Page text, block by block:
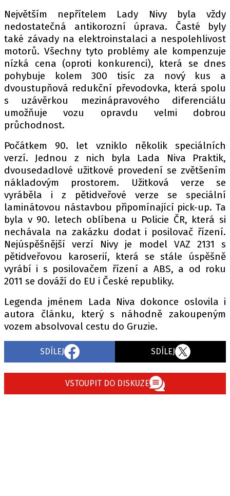
OSOBNÍ ÚDAJE / COOKIES
Provozovatelem serveru autoroad.cz je
INCORP MEDIA GROUP s.r.o., IČ: 118 23 054
Největším nepřítelem Lady Nivy byla vždy
nedostatečná antikorozní úprava. Časté byly
také závady na elektroinstalaci a nespolehlivost
motorů. Všechny tyto problémy ale kompenzuje
nízká cena (oproti konkurenci), která se dnes
pohybuje kolem 300 tisíc za nový kus a
dvoustupňová redukční převodovka, která spolu
s uzávěrkou mezinápravového diferenciálu
umožňuje vozu opravdu velmi dobrou
průchodnost.
Počátkem 90. let vzniklo několik speciálních
verzí. Jednou z nich byla Lada Niva Praktik,
dvousedadlové užitkové provedení se zvětšením
nákladovým prostorem. Užitková verze se
vyráběla i z pětidveřové verze se speciální
laminátovou nástavbou připomínající pick-up. Ta
byla v 90. letech oblíbena u Policie ČR, která si
nechávala na zakázku dodat i posilovač řízení.
Nejúspěšnější verzí Nivy je model VAZ 2131 s
pětidveřovou karoserií, která se stále úspěšně
vyrábí i s posilovačem řízení a ABS, a od roku
2011 se dováží do EU i České republiky.
Legenda jménem Lada Niva dokonce oslovila i
autora článku, který s náhodně zakoupeným
vozem absolvoval cestu do Gruzie.
SDÍLEJ SDÍLEJ
VSTOUPIT DO DISKUZE